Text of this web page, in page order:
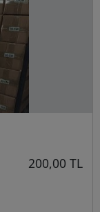
200,00 TL